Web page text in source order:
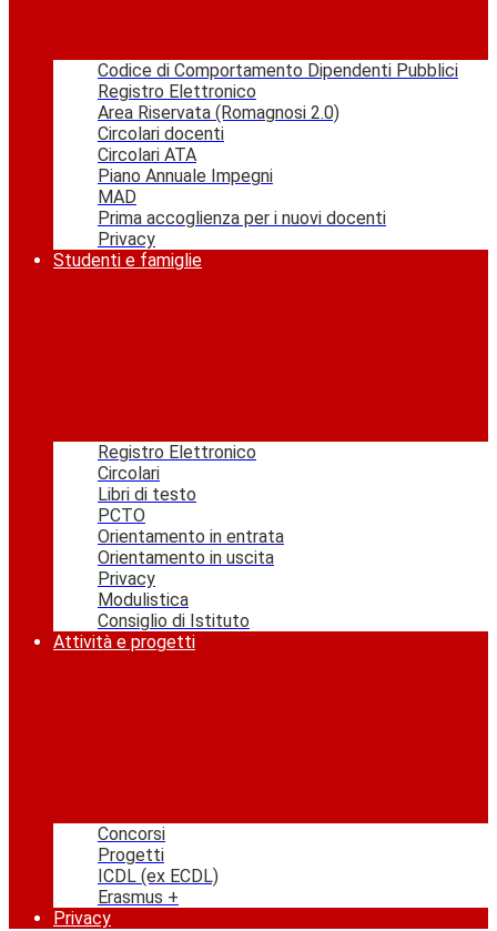
Codice di Comportamento Dipendenti Pubblici
Registro Elettronico
Area Riservata (Romagnosi 2.0)
Circolari docenti
Circolari ATA
Piano Annuale Impegni
MAD
Prima accoglienza per i nuovi docenti
Privacy
Studenti e famiglie
Registro Elettronico
Circolari
Libri di testo
PCTO
Orientamento in entrata
Orientamento in uscita
Privacy
Modulistica
Consiglio di Istituto
Attività e progetti
Concorsi
Progetti
ICDL (ex ECDL)
Erasmus +
Privacy